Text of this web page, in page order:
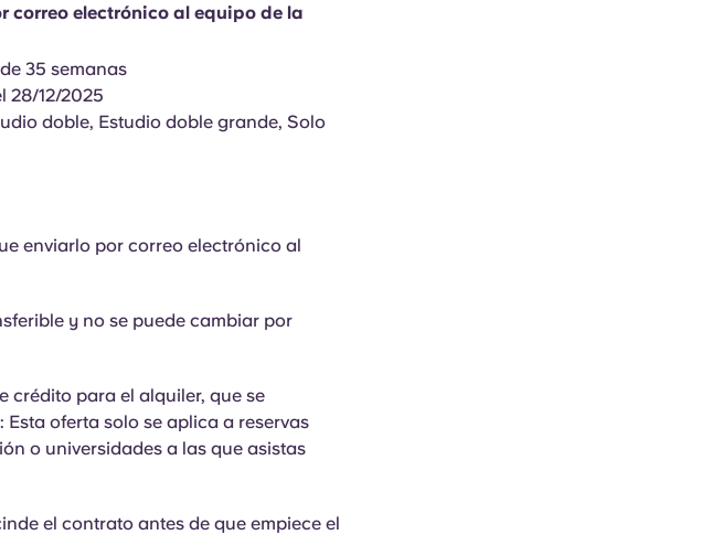
correo electrónico al equipo de la
35 semanas
28/12/2025
doble, Estudio doble grande, Solo
enviarlo por correo electrónico al
y no se puede cambiar por
crédito para el alquiler, que se
Esta oferta solo se aplica a reservas
o universidades a las que asistas
el contrato antes de que empiece el